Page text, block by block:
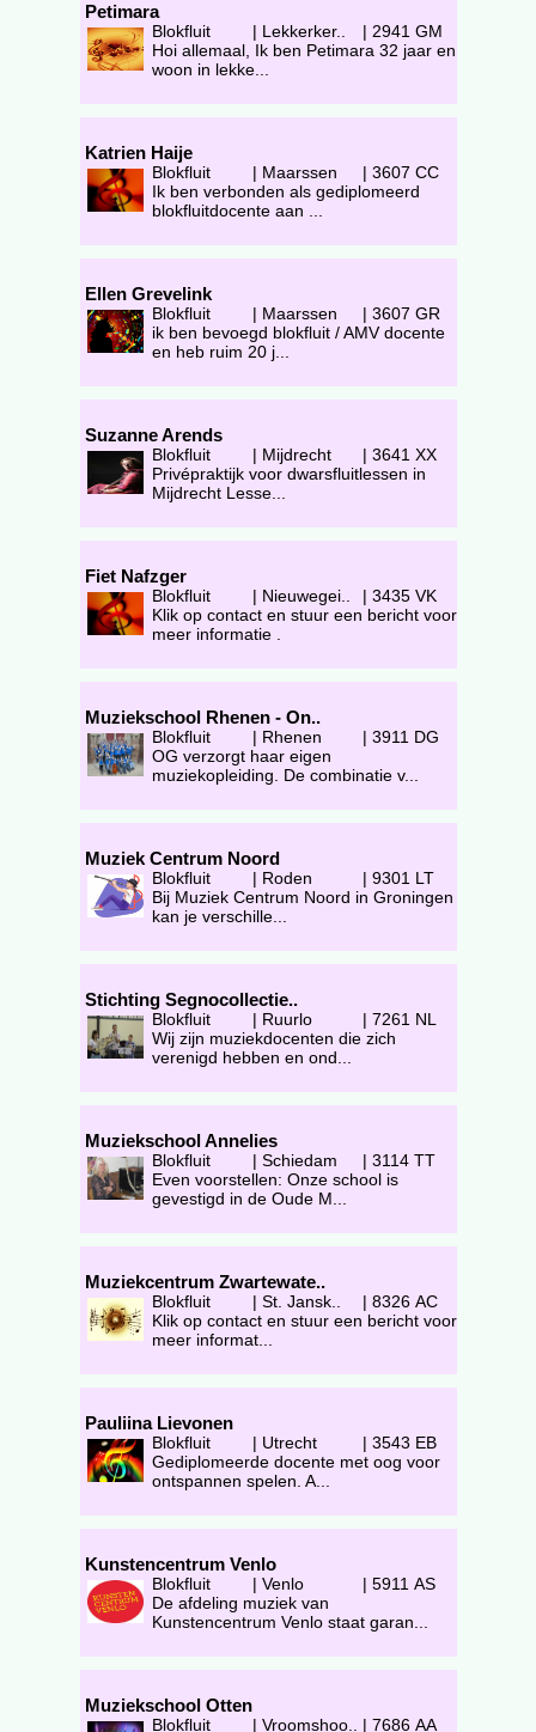
Petimara
Blokfluit | Lekkerker.. | 2941 GM
Hoi allemaal, Ik ben Petimara 32 jaar en
woon in lekke...
Katrien Haije
Blokfluit | Maarssen | 3607 CC
Ik ben verbonden als gediplomeerd
blokfluitdocente aan ...
Ellen Grevelink
Blokfluit | Maarssen | 3607 GR
ik ben bevoegd blokfluit / AMV docente
en heb ruim 20 j...
Suzanne Arends
Blokfluit | Mijdrecht | 3641 XX
Privépraktijk voor dwarsfluitlessen in
Mijdrecht Lesse...
Fiet Nafzger
Blokfluit | Nieuwegei.. | 3435 VK
Klik op contact en stuur een bericht voor
meer informatie .
Muziekschool Rhenen - On..
Blokfluit | Rhenen | 3911 DG
OG verzorgt haar eigen
muziekopleiding. De combinatie v...
Muziek Centrum Noord
Blokfluit | Roden | 9301 LT
Bij Muziek Centrum Noord in Groningen
kan je verschille...
Stichting Segnocollectie..
Blokfluit | Ruurlo | 7261 NL
Wij zijn muziekdocenten die zich
verenigd hebben en ond...
Muziekschool Annelies
Blokfluit | Schiedam | 3114 TT
Even voorstellen: Onze school is
gevestigd in de Oude M...
Muziekcentrum Zwartewate..
Blokfluit | St. Jansk.. | 8326 AC
Klik op contact en stuur een bericht voor
meer informat...
Pauliina Lievonen
Blokfluit | Utrecht | 3543 EB
Gediplomeerde docente met oog voor
ontspannen spelen. A...
Kunstencentrum Venlo
Blokfluit | Venlo | 5911 AS
De afdeling muziek van
Kunstencentrum Venlo staat garan...
Muziekschool Otten
Blokfluit | Vroomshoo.. | 7686 AA